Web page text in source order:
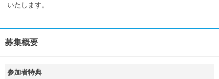
いたします。
募集概要
参加者特典